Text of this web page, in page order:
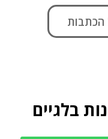
הכתבות
בלגיים